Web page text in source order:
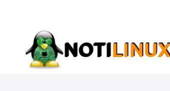
contenido